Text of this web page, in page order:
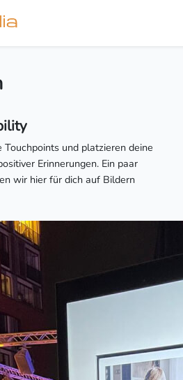
und platzieren deine
Erinnerungen. Ein paar
wir hier für dich auf Bildern